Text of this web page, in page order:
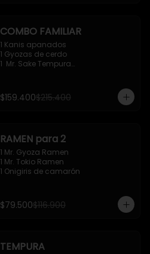
COMBO FAMILIAR
1 Kanis apanados
1 Gyozas de cerdo
1  Mr. Sake Tempura
1 Mr. Beef Ramen
$159.400$215.400
RAMEN para 2
1 Mr. Gyoza Ramen
1 Mr. Tokio Ramen
1 Onigiris de camarón
$79.500$116.900
TEMPURA